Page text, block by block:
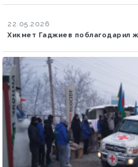
22.05.2026
Хикмет Гаджиев поблагодарил